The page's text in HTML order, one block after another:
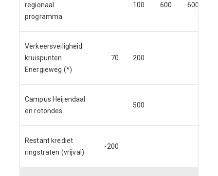
regionaal
programma
100 600 600
Verkeersveiligheid
kruispunten
Energieweg (*)
70 200
Campus Heijendaal
en rotondes
500
Restant krediet
ringstraten (vrijval)
-200